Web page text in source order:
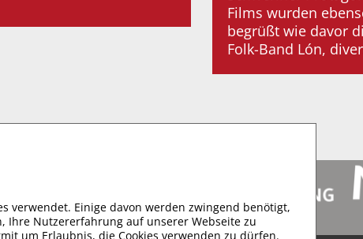
Films wurden
begrüßt wie davor
Folk-Band Lón,
verwendet. Einige davon werden zwingend benötigt,
Ihre Nutzererfahrung auf unserer Webseite zu
um Erlaubnis, die Cookies verwenden zu dürfen.